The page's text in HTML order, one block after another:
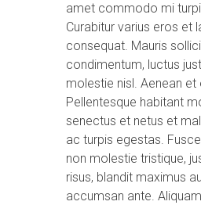
amet commodo mi
Curabitur varius eros et
consequat. Mauris
condimentum, luctus
molestie nisl. Aenean et
Pellentesque habitant
senectus et netus et
ac turpis egestas.
non molestie tristique,
risus, blandit maximus
accumsan ante.